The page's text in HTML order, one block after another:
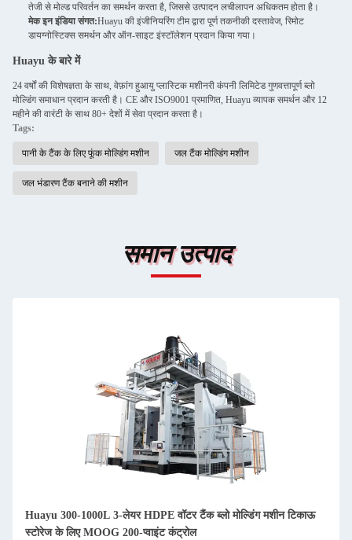
तेजी से मोल्ड परिवर्तन का समर्थन करता है, जिससे उत्पादन लचीलापन अधिकतम होता है।
मेक इन इंडिया संगत:Huayu की इंजीनियरिंग टीम द्वारा पूर्ण तकनीकी दस्तावेज, रिमोट
डायग्नोस्टिक्स समर्थन और ऑन-साइट इंस्टॉलेशन प्रदान किया गया।
Huayu के बारे में
24 वर्षों की विशेषज्ञता के साथ, वेफ़ांग हुआयु प्लास्टिक मशीनरी कंपनी लिमिटेड गुणवत्तापूर्ण ब्लो
मोल्डिंग समाधान प्रदान करती है। CE और ISO9001 प्रमाणित, Huayu व्यापक समर्थन और 12
महीने की वारंटी के साथ 80+ देशों में सेवा प्रदान करता है।
Tags:
पानी के टैंक के लिए फूंक मोल्डिंग मशीन जल टैंक मोल्डिंग मशीन
जल भंडारण टैंक बनाने की मशीन
समान उत्पाद
Huayu 300-1000L 3-लेयर HDPE वॉटर टैंक ब्लो मोल्डिंग मशीन टिकाऊ
स्टोरेज के लिए MOOG 200-प्वाइंट कंट्रोल